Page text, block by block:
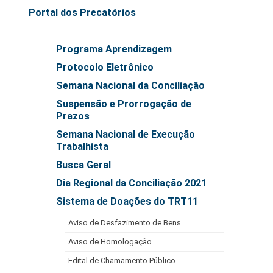
Automação e IA
Gestão Estratégica
Governança das Contratações Obras
Rede de Governança Colaborativa
Gestão de Riscos
Sites Institucionais
Biblioteca
Centro de Memória
Educação a distância
Portal dos Precatórios
Programa Aprendizagem
Protocolo Eletrônico
Semana Nacional da Conciliação
Suspensão e Prorrogação de
Prazos
Semana Nacional de Execução
Trabalhista
Busca Geral
Dia Regional da Conciliação 2021
Sistema de Doações do TRT11
Aviso de Desfazimento de Bens
Aviso de Homologação
Edital de Chamamento Público